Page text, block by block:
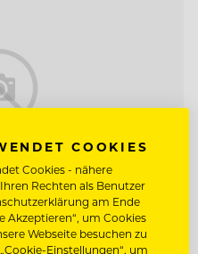
COOKIES
Cookies - nähere
Rechten als Benutzer
am Ende
Akzeptieren“, um Cookies
Webseite besuchen zu
Einstellungen“, um